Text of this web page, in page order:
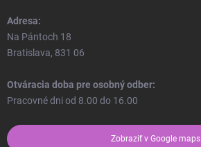
Adresa:
Na Pántoch 18
Bratislava, 831 06
Otváracia doba pre osobný odber:
Pracovné dni od 8.00 do 16.00
Zobraziť v Google maps